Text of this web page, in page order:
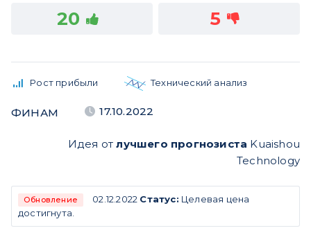
20 5
Рост прибыли Технический анализ
ФИНАМ 17.10.2022
Идея отлучшего прогнозиста Kuaishou
Technology
Обновление 02.12.2022 Статус: Целевая цена
достигнута.